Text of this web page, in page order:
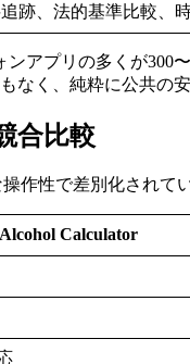
跡、法的基準比較、
アプリの多くが300
なく、純粋に公共の
合比較
作性で差別化されて
Calculator